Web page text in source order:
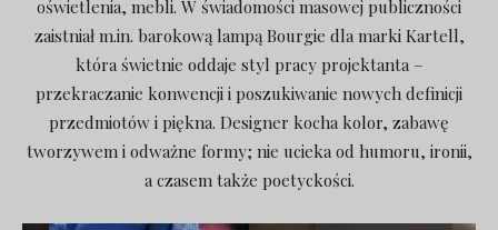
oświetlenia, mebli. W świadomości masowej publiczności
zaistniał m.in. barokową lampą Bourgie dla marki Kartell,
która świetnie oddaje styl pracy projektanta –
przekraczanie konwencji i poszukiwanie nowych definicji
przedmiotów i piękna. Designer kocha kolor, zabawę
tworzywem i odważne formy; nie ucieka od humoru, ironii,
a czasem także poetyckości.